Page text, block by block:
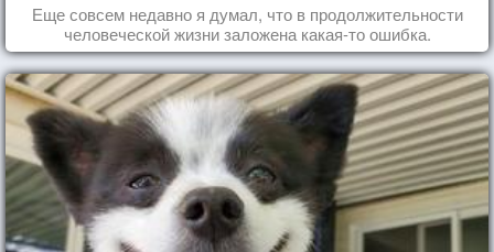
Еще совсем недавно я думал, что в продолжительности
человеческой жизни заложена какая-то ошибка.